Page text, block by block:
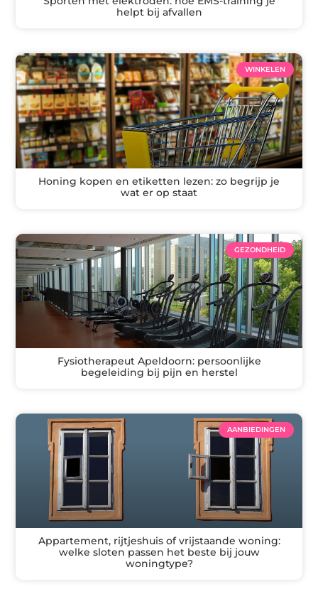
helpt bij afvallen
WINKELEN
Honing kopen en etiketten lezen: zo begrijp je
wat er op staat
GEZONDHEID
Fysiotherapeut Apeldoorn: persoonlijke
begeleiding bij pijn en herstel
AANBIEDINGEN
Appartement, rijtjeshuis of vrijstaande woning:
welke sloten passen het beste bij jouw
woningtype?